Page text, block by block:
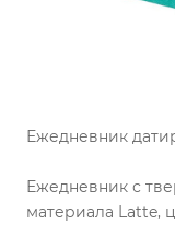
Ежедневник
Ежедневник с
материала Latte,